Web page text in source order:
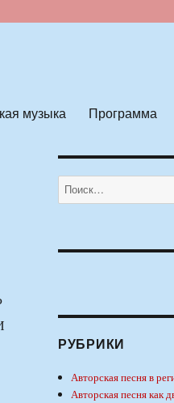
музыка Программа
Искать:
РУБРИКИ
Авторская песня в
Авторская песня как